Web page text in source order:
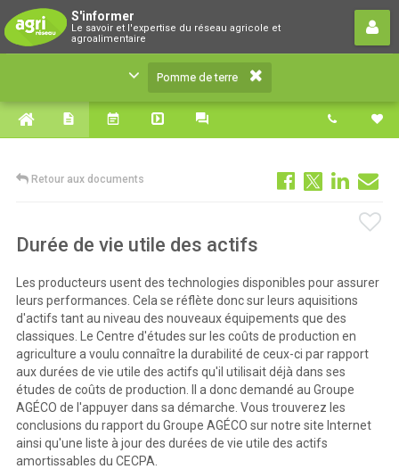
S'informer
Le savoir et l'expertise du réseau agricole et
agroalimentaire
Pomme de terre
Le savoir et l'expertise du réseau agricole et
agroalimentaire
Pomme de terre
Retour aux documents
Durée de vie utile des actifs
Les producteurs usent des technologies disponibles pour assurer
leurs performances. Cela se réflète donc sur leurs aquisitions
d'actifs tant au niveau des nouveaux équipements que des
classiques. Le Centre d'études sur les coûts de production en
agriculture a voulu connaître la durabilité de ceux-ci par rapport
aux durées de vie utile des actifs qu'il utilisait déjà dans ses
études de coûts de production. Il a donc demandé au Groupe
AGÉCO de l'appuyer dans sa démarche. Vous trouverez les
conclusions du rapport du Groupe AGÉCO sur notre site Internet
ainsi qu'une liste à jour des durées de vie utile des actifs
amortissables du CECPA.